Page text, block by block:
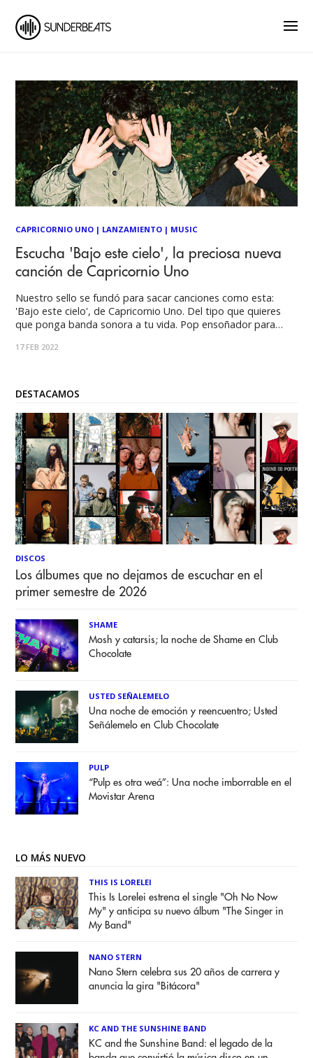
CAPRICORNIO UNO | LANZAMIENTO | MUSIC
Escucha 'Bajo este cielo', la preciosa nueva
canción de Capricornio Uno
Nuestro sello se fundó para sacar canciones como esta:
'Bajo este cielo', de Capricornio Uno. Del tipo que quieres
que ponga banda sonora a tu vida. Pop ensoñador para
capacidad de ensoñación en la música está al alcance de
17 FEB 2022
DESTACAMOS
DISCOS
Los álbumes que no dejamos de escuchar en el
primer semestre de 2026
SHAME
Mosh y catarsis; la noche de Shame en Club
Chocolate
USTED SEÑALEMELO
Una noche de emoción y reencuentro; Usted
Señálemelo en Club Chocolate
PULP
“Pulp es otra weá”: Una noche imborrable en el
Movistar Arena
LO MÁS NUEVO
THIS IS LORELEI
This Is Lorelei estrena el single "Oh No Now
My" y anticipa su nuevo álbum "The Singer in
My Band"
NANO STERN
Nano Stern celebra sus 20 años de carrera y
anuncia la gira "Bitácora"
KC AND THE SUNSHINE BAND
KC and the Sunshine Band: el legado de la